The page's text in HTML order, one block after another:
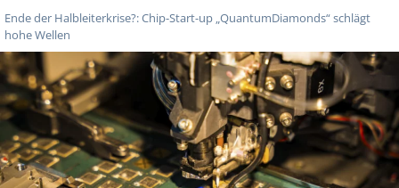
Ende der Halbleiterkrise?: Chip-Start-up „QuantumDiamonds“ schlägt
hohe Wellen